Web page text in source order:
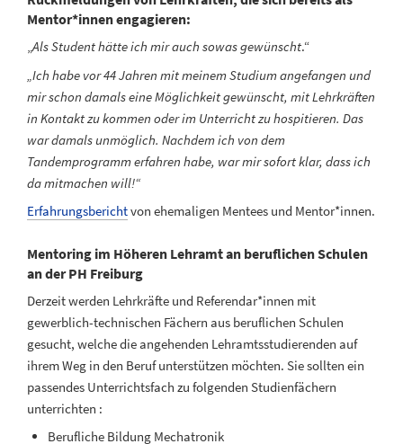
Mentor*innen engagieren:
„Als Student hätte ich mir auch sowas gewünscht.“
„Ich habe vor 44 Jahren mit meinem Studium angefangen und
mir schon damals eine Möglichkeit gewünscht, mit Lehrkräften
in Kontakt zu kommen oder im Unterricht zu hospitieren. Das
war damals unmöglich. Nachdem ich von dem
Tandemprogramm erfahren habe, war mir sofort klar, dass ich
da mitmachen will!“
Erfahrungsberichtvon ehemaligen Mentees und Mentor*innen.
Mentoring im Höheren Lehramt an beruflichen Schulen
an der PH Freiburg
Derzeit werden Lehrkräfte und Referendar*innen mit
gewerblich-technischen Fächern aus beruflichen Schulen
gesucht, welche die angehenden Lehramtsstudierenden auf
ihrem Weg in den Beruf unterstützen möchten. Sie sollten ein
passendes Unterrichtsfach zu folgenden Studienfächern
unterrichten :
Berufliche Bildung Mechatronik